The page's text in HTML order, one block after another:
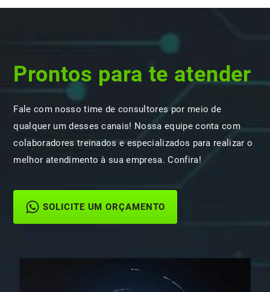
Prontos para te atender
Fale com nosso time de consultores por meio de
qualquer um desses canais! Nossa equipe conta com
colaboradores treinados e especializados para realizar o
melhor atendimento à sua empresa. Confira!
SOLICITE UM ORÇAMENTO